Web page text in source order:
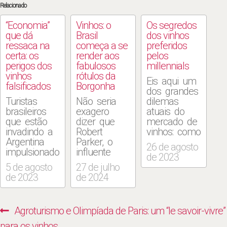
Relacionado
“Economia”
que dá
ressaca na
certa: os
perigos dos
vinhos
falsificados
Turistas
brasileiros
que estão
invadindo a
Argentina
impulsionados
pelo câmbio
favorável
começaram
portenha.
Iludidos por
5 de agosto
de 2023
Vinhos: o
Brasil
começa a se
render aos
fabulosos
rótulos da
Borgonha
Não seria
exagero
dizer que
Robert
Parker, o
influente
crítico de
vinhos
americano,
listas de
27 de julho
de 2024
Os segredos
dos vinhos
preferidos
pelos
millennials
Eis aqui um
dos grandes
dilemas
atuais do
mercado de
vinhos: como
uma das
bebidas
mais
receita dos
26 de agosto
de 2023
Navegação
Previous
Agroturismo e Olimpíada de Paris: um “le savoir-vivre”